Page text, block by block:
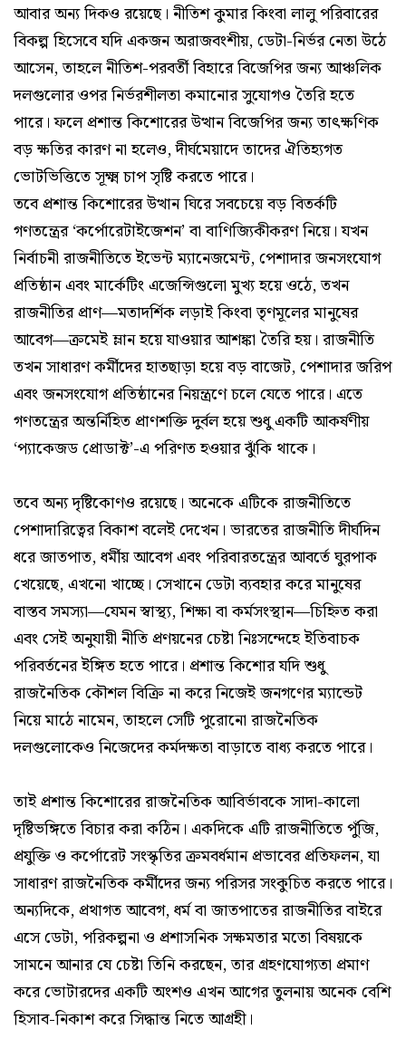
আবার অন্য দিকও রয়েছে। নীতিশ কুমার কিংবা লালু পরিবারের
বিকল্প হিসেবে যদি একজন অরাজবংশীয়, ডেটা-নির্ভর নেতা উঠে
আসেন, তাহলে নীতিশ-পরবর্তী বিহারে বিজেপির জন্য আঞ্চলিক
দলগুলোর ওপর নির্ভরশীলতা কমানোর সুযোগও তৈরি হতে
পারে। ফলে প্রশান্ত কিশোরের উত্থান বিজেপির জন্য তাৎক্ষণিক
বড় ক্ষতির কারণ না হলেও, দীর্ঘমেয়াদে তাদের ঐতিহ্যগত
ভোটভিত্তিতে সূক্ষ্ম চাপ সৃষ্টি করতে পারে।
তবে প্রশান্ত কিশোরের উত্থান ঘিরে সবচেয়ে বড় বিতর্কটি
গণতন্ত্রের ‘কর্পোরেটাইজেশন’ বা বাণিজ্যিকীকরণ নিয়ে। যখন
নির্বাচনী রাজনীতিতে ইভেন্ট ম্যানেজমেন্ট, পেশাদার জনসংযোগ
প্রতিষ্ঠান এবং মার্কেটিং এজেন্সিগুলো মুখ্য হয়ে ওঠে, তখন
রাজনীতির প্রাণ—মতাদর্শিক লড়াই কিংবা তৃণমূলের মানুষের
আবেগ—ক্রমেই ম্লান হয়ে যাওয়ার আশঙ্কা তৈরি হয়। রাজনীতি
তখন সাধারণ কর্মীদের হাতছাড়া হয়ে বড় বাজেট, পেশাদার জরিপ
এবং জনসংযোগ প্রতিষ্ঠানের নিয়ন্ত্রণে চলে যেতে পারে। এতে
গণতন্ত্রের অন্তর্নিহিত প্রাণশক্তি দুর্বল হয়ে শুধু একটি আকর্ষণীয়
‘প্যাকেজড প্রোডাক্ট’-এ পরিণত হওয়ার ঝুঁকি থাকে।
তবে অন্য দৃষ্টিকোণও রয়েছে। অনেকে এটিকে রাজনীতিতে
পেশাদারিত্বের বিকাশ বলেই দেখেন। ভারতের রাজনীতি দীর্ঘদিন
ধরে জাতপাত, ধর্মীয় আবেগ এবং পরিবারতন্ত্রের আবর্তে ঘুরপাক
খেয়েছে, এখনো খাচ্ছে। সেখানে ডেটা ব্যবহার করে মানুষের
বাস্তব সমস্যা—যেমন স্বাস্থ্য, শিক্ষা বা কর্মসংস্থান—চিহ্নিত করা
এবং সেই অনুযায়ী নীতি প্রণয়নের চেষ্টা নিঃসন্দেহে ইতিবাচক
পরিবর্তনের ইঙ্গিত হতে পারে। প্রশান্ত কিশোর যদি শুধু
রাজনৈতিক কৌশল বিক্রি না করে নিজেই জনগণের ম্যান্ডেট
নিয়ে মাঠে নামেন, তাহলে সেটি পুরোনো রাজনৈতিক
দলগুলোকেও নিজেদের কর্মদক্ষতা বাড়াতে বাধ্য করতে পারে।
তাই প্রশান্ত কিশোরের রাজনৈতিক আবির্ভাবকে সাদা-কালো
দৃষ্টিভঙ্গিতে বিচার করা কঠিন। একদিকে এটি রাজনীতিতে পুঁজি,
প্রযুক্তি ও কর্পোরেট সংস্কৃতির ক্রমবর্ধমান প্রভাবের প্রতিফলন, যা
সাধারণ রাজনৈতিক কর্মীদের জন্য পরিসর সংকুচিত করতে পারে।
অন্যদিকে, প্রথাগত আবেগ, ধর্ম বা জাতপাতের রাজনীতির বাইরে
এসে ডেটা, পরিকল্পনা ও প্রশাসনিক সক্ষমতার মতো বিষয়কে
সামনে আনার যে চেষ্টা তিনি করছেন, তার গ্রহণযোগ্যতা প্রমাণ
করে ভোটারদের একটি অংশও এখন আগের তুলনায় অনেক বেশি
হিসাব-নিকাশ করে সিদ্ধান্ত নিতে আগ্রহী।